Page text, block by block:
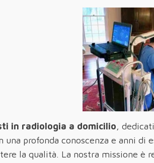
in radiologia a domicilio,
una profonda conoscenza e anni
la qualità. La nostra missione è